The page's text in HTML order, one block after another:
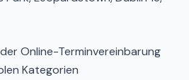
Online-Terminvereinbarung
Kategorien